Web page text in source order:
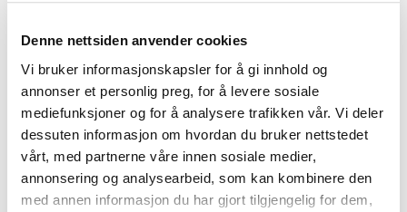
Denne nettsiden anvender cookies
Vi bruker informasjonskapsler for å gi innhold og
annonser et personlig preg, for å levere sosiale
mediefunksjoner og for å analysere trafikken vår. Vi deler
dessuten informasjon om hvordan du bruker nettstedet
vårt, med partnerne våre innen sosiale medier,
annonsering og analysearbeid, som kan kombinere den
med annen informasjon du har gjort tilgjengelig for dem,
Størrelse
Velg skøyteslip
SKØYTESLIP ▾
LEGG I HANDLEKURV KLIKK & HENT
På lager
Gratis frakt på bestillinger over 1300,-.